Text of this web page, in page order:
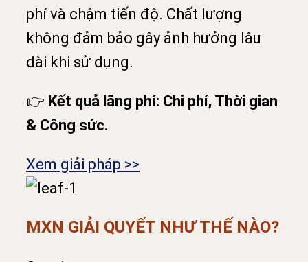
phí và chậm tiến độ. Chất lượng
không đảm bảo gây ảnh hưởng lâu
dài khi sử dụng.
👉 Kết quả lãng phí: Chi phí, Thời gian
& Công sức.
Xem giải pháp >>
MXN GIẢI QUYẾT NHƯ THẾ NÀO?